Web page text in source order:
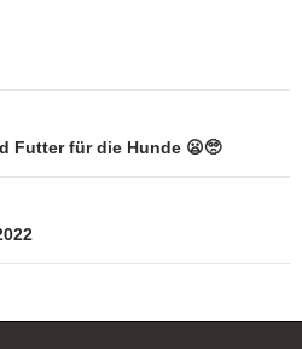
Futter für die Hunde 😦🥺